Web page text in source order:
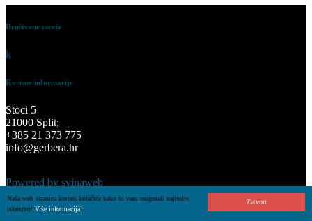
Zatvori
Naša web stranica koristi kolačiće kako bi vam osigurali najbolje
iskustvo! Više informacija!
Društvene mreže
k
Korisne informacije
Stoci 5
21000 Split;
+385 21 373 775
info@gerbera.hr
Powered by svinaweb